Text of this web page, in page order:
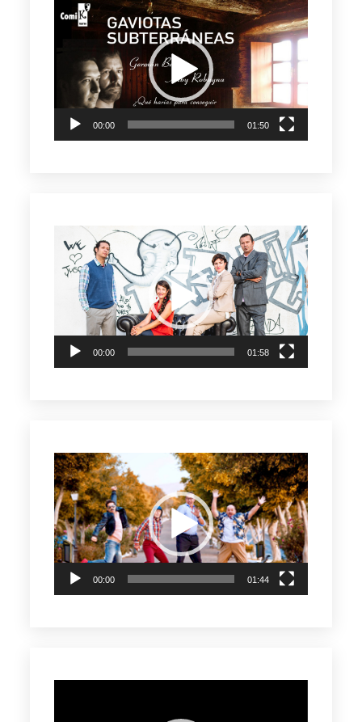
Reproductor
00:00 01:50
Reproductor
vídeo
00:00 01:58
Reproductor
de
vídeo
00:00 01:44